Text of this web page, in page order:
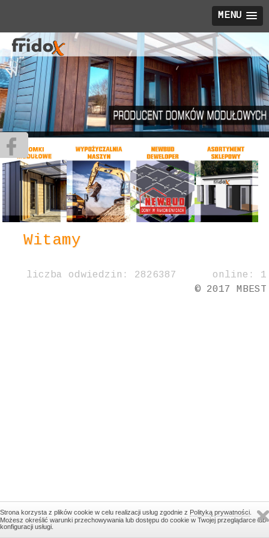
MENU
Strona korzysta z plików cookie w celu realizacji usług zgodnie z Polityką prywatności
Możesz określić warunki przechowywania lub dostępu do cookie w Twojej przeglądarce lub
konfiguracji usługi.
Witamy
liczba odwiedzin: 2826387 online: 1
© 2017 MBEST